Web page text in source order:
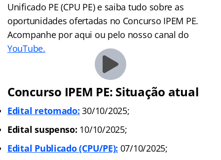
Unificado PE (CPU PE) e saiba tudo sobre as
oportunidades ofertadas no Concurso IPEM PE.
Acompanhe por aqui ou pelo nosso canal do
YouTube.
Concurso IPEM PE: Situação atual
Edital retomado: 30/10/2025;
Edital suspenso: 10/10/2025;
Edital Publicado (CPU/PE): 07/10/2025;